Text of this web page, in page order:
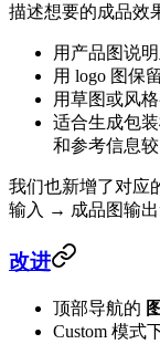
描述想要的成品效
用产品图说
用 logo 图保
用草图或风
适合生成包
和参考信息
我们也新增了对应
输入 → 成品图输出
改进
顶部导航的
Custom 模式